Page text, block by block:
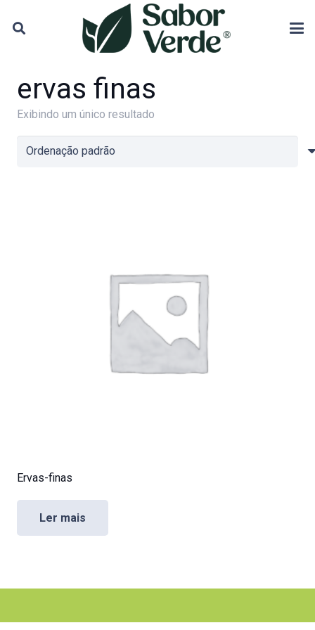
ervas finas
Exibindo um único resultado
Ervas-finas
Ler mais